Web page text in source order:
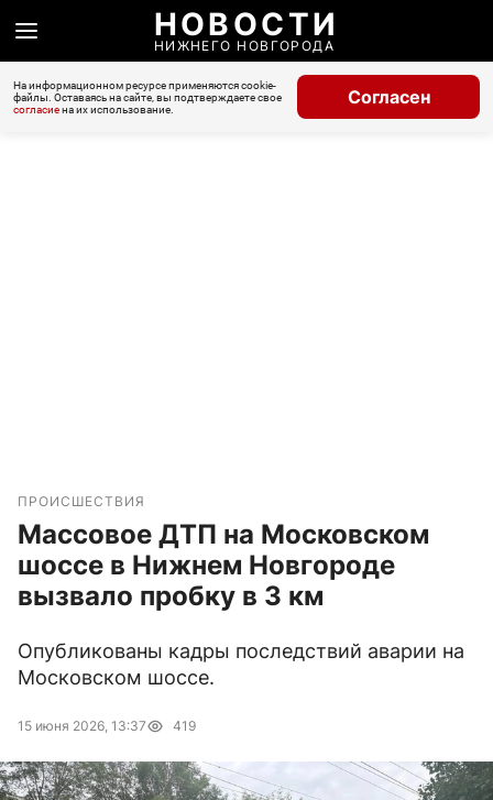
НОВОСТИ
НИЖНЕГО НОВГОРОДА
На информационном ресурсе применяются cookie-
файлы. Оставаясь на сайте, вы подтверждаете свое
согласиена их использование.
Согласен
ПРОИСШЕСТВИЯ
Массовое ДТП на Московском
шоссе в Нижнем Новгороде
вызвало пробку в 3 км
Опубликованы кадры последствий аварии на
Московском шоссе.
15 июня 2026, 13:37 419